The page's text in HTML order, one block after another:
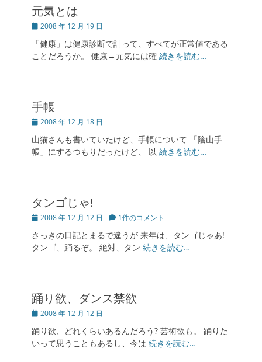
元気とは
投
日
2008 年 12 月 19 日
「健康」は健康診断で計って、すべてが正常値である
ことだろうか。 健康→元気には確 続きを読む…
手帳
投
日
2008 年 12 月 18 日
山猫さんも書いていたけど、手帳について 「陰山手
帳」にするつもりだったけど、 以 続きを読む…
タンゴじゃ!
投
日
2008 年 12 月 12 日 1件のコメント
さっきの日記とまるで違うが 来年は、タンゴじゃあ!
タンゴ、踊るぞ。 絶対、タン 続きを読む…
踊り欲、ダンス禁欲
投
日
2008 年 12 月 12 日
踊り欲、どれくらいあるんだろう? 芸術欲も。 踊りた
いって思うこともあるし、今は 続きを読む…